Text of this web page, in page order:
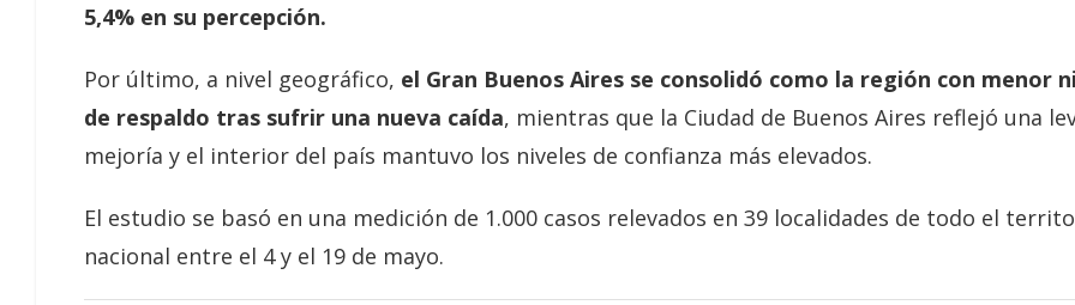
5,4% en su percepción.
Por último, a nivel geográfico, el Gran Buenos Aires se consolidó como la región con menor
de respaldo tras sufrir una nueva caída, mientras que la Ciudad de Buenos Aires reflejó una
mejoría y el interior del país mantuvo los niveles de confianza más elevados.
El estudio se basó en una medición de 1.000 casos relevados en 39 localidades de todo el
nacional entre el 4 y el 19 de mayo.